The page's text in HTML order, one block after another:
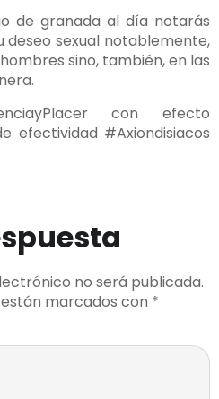
de granada al día notarás
sexual notablemente,
sino, también, en las
con efecto
efectividad #Axiondisiacos
no será publicada.
marcados con *